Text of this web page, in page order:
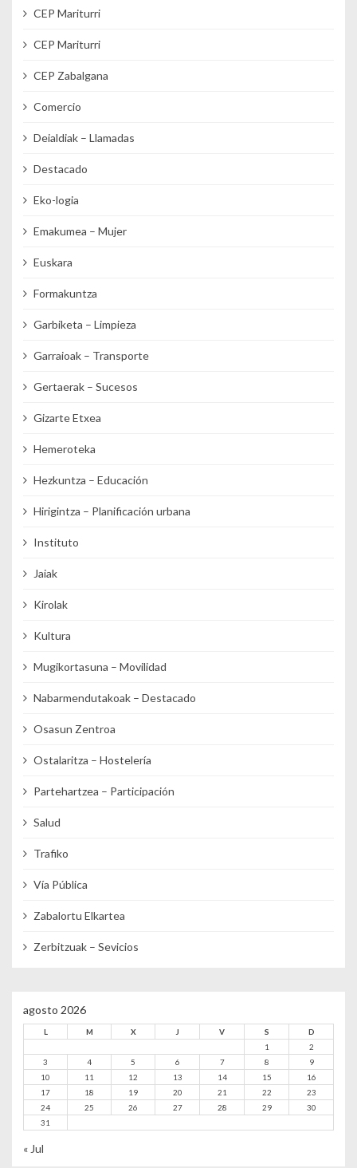
CEP Mariturri
CEP Mariturri
CEP Zabalgana
Comercio
Deialdiak – Llamadas
Destacado
Eko-logia
Emakumea – Mujer
Euskara
Formakuntza
Garbiketa – Limpieza
Garraioak – Transporte
Gertaerak – Sucesos
Gizarte Etxea
Hemeroteka
Hezkuntza – Educación
Hirigintza – Planificación urbana
Instituto
Jaiak
Kirolak
Kultura
Mugikortasuna – Movilidad
Nabarmendutakoak – Destacado
Osasun Zentroa
Ostalaritza – Hostelería
Partehartzea – Participación
Salud
Trafiko
Vía Pública
Zabalortu Elkartea
Zerbitzuak – Sevicios
agosto 2026
L M X J V S
D
1
2
3
4 5 6 7 8
9
10
11 12 13 14 15
16
17
18 19 20 21 22
23
24
25 26 27 28 29
30
31
« Jul